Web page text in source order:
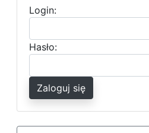
Login:
Hasło:
Zaloguj się